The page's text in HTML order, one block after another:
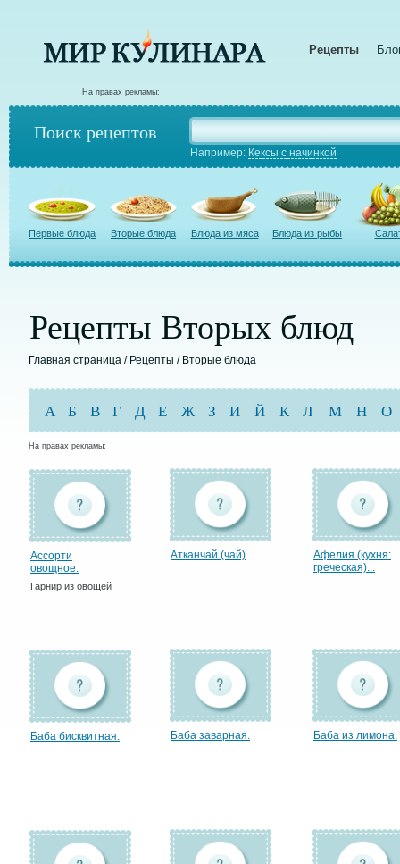
Рецепты
На правах рекламы:
Поиск рецептов
Например: Кексы с начинкой
Первые блюда Вторые блюда Блюда из мяса Блюда из рыбы
Рецепты Вторых блюд
Главная страница / Рецепты / Вторые блюда
А Б В Г Д Е Ж З И Й К Л М Н О
На правах рекламы:
Ассорти
овощное.
Гарнир из овощей
Атканчай (чай)
Афелия (кухня:
греческая)...
Баба бисквитная. Баба заварная. Баба из лимона.